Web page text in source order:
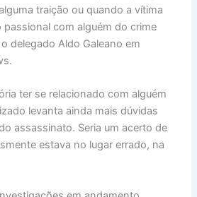
traição ou quando a vítima
com alguém do crime
delegado Aldo Galeano em
ter se relacionado com alguém
levanta ainda mais dúvidas
assassinato. Seria um acerto de
estava no lugar errado, na